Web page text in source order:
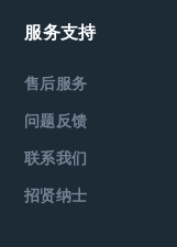
服务支持
售后服务
问题反馈
联系我们
招贤纳士